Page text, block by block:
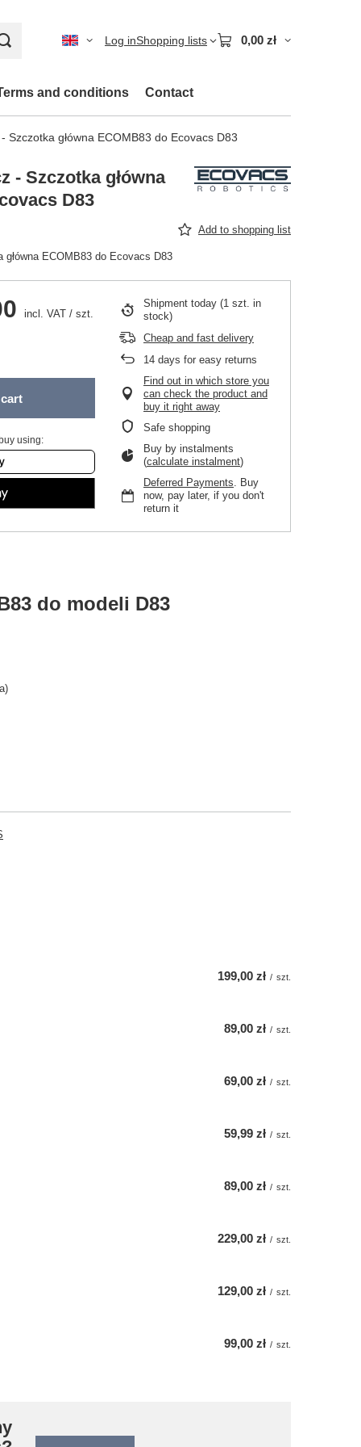
Log inShopping lists 0,00 zł
and conditions Contact
Szczotka główna ECOMB83 do Ecovacs D83
- Szczotka główna
D83
Add to shopping list
ECOMB83 do Ecovacs D83
incl. VAT / szt.
using:
Shipment today (1 szt. in
stock)
Cheap and fast delivery
14 days for easy returns
Find out in which store you
can check the product and
buy it right away
Safe shopping
Buy by instalments
(calculate instalment)
Deferred Payments. Buy
now, pay later, if you don't
return it
do modeli D83
199,00 zł / szt.
89,00 zł / szt.
69,00 zł / szt.
59,99 zł / szt.
89,00 zł / szt.
229,00 zł / szt.
129,00 zł / szt.
99,00 zł / szt.